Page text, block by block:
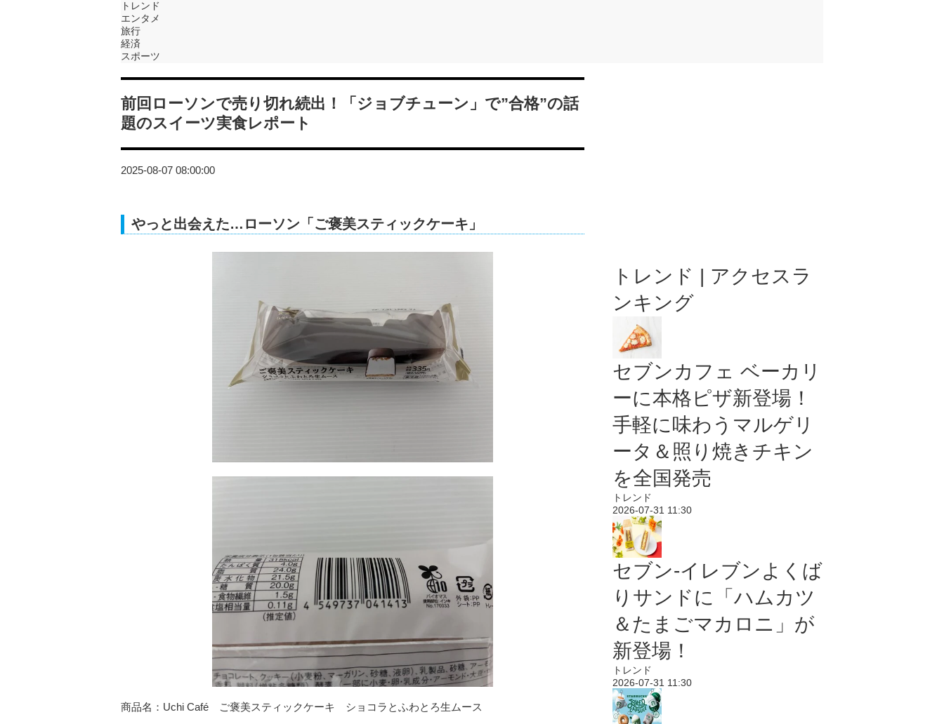
トレンド
エンタメ
旅行
経済
スポーツ
前回ローソンで売り切れ続出！「ジョブチューン」で”合格”の話
題のスイーツ実食レポート
2025-08-07 08:00:00
やっと出会えた…ローソン「ご褒美スティックケーキ」
商品名：Uchi Café ご褒美スティックケーキ ショコラとふわとろ生ムース
トレンド | アクセスラ
ンキング
セブンカフェ ベーカリ
ーに本格ピザ新登場！
手軽に味わうマルゲリ
ータ＆照り焼きチキン
を全国発売
トレンド
2026-07-31 11:30
セブン‐イレブンよくば
りサンドに「ハムカツ
＆たまごマカロニ」が
新登場！
トレンド
2026-07-31 11:30